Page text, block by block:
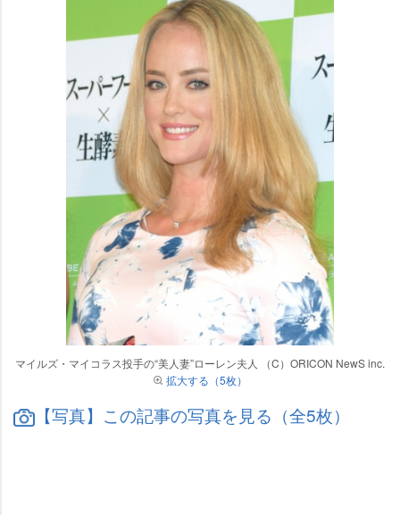
マイルズ・マイコラス投手の“美人妻”ローレン夫人 （C）ORICON NewS inc.
拡大する（5枚）
【写真】この記事の写真を見る（全5枚）